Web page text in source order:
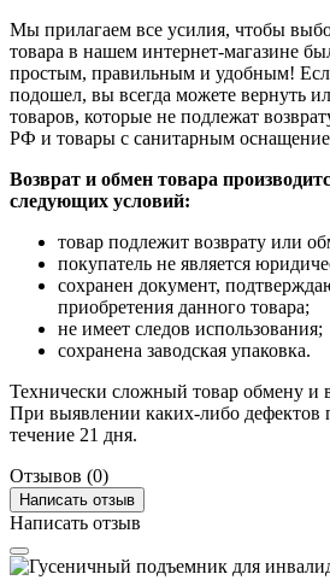
Мы прилагаем все усилия, чтобы
товара в нашем интернет-магазине
простым, правильным и удобным!
подошел, вы всегда можете вернуть
товаров, которые не подлежат
РФ и товары с санитарным
Возврат и обмен товара
следующих условий:
товар подлежит возврату или
покупатель не является
сохранен документ,
приобретения данного товара;
не имеет следов использования;
сохранена заводская упаковка.
Технически сложный товар обмену и
При выявлении каких-либо дефектов
течение 21 дня.
Отзывов (0)
Написать отзыв
Написать отзыв